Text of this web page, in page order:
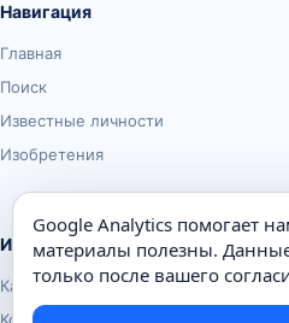
Навигация
Главная
Поиск
Известные личности
Изобретения
Информация
Карта сайта
Google Analytics помогает
материалы полезны.
только после вашего